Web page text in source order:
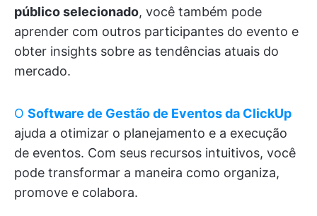
público selecionado, você também pode
aprender com outros participantes do evento e
obter insights sobre as tendências atuais do
mercado.
O Software de Gestão de Eventos da ClickUp
ajuda a otimizar o planejamento e a execução
de eventos. Com seus recursos intuitivos, você
pode transformar a maneira como organiza,
promove e colabora.